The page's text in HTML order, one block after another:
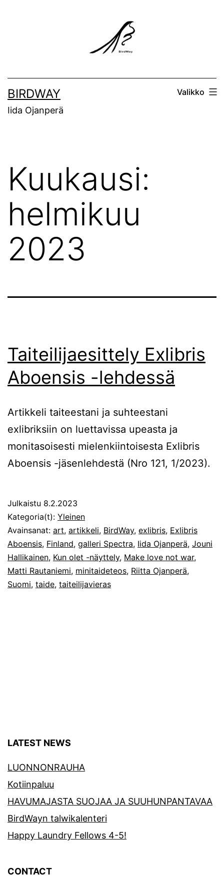
BIRDWAY
Iida Ojanperä
Valikko
Kuukausi:
helmikuu
2023
Taiteilijaesittely Exlibris
Aboensis -lehdessä
Artikkeli taiteestani ja suhteestani
exlibriksiin on luettavissa upeasta ja
monitasoisesti mielenkiintoisesta Exlibris
Aboensis -jäsenlehdestä (Nro 121, 1/2023).
Julkaistu 8.2.2023
Kategoria(t): Yleinen
Avainsanat: art, artikkeli, BirdWay, exlibris, Exlibris
Aboensis, Finland, galleri Spectra, Iida Ojanperä, Jouni
Hallikainen, Kun olet -näyttely, Make love not war,
Matti Rautaniemi, minitaideteos, Riitta Ojanperä,
Suomi, taide, taiteilijavieras
LATEST NEWS
LUONNONRAUHA
Kotiinpaluu
HAVUMAJASTA SUOJAA JA SUUHUNPANTAVAA
BirdWayn talwikalenteri
Happy Laundry Fellows 4-5!
CONTACT